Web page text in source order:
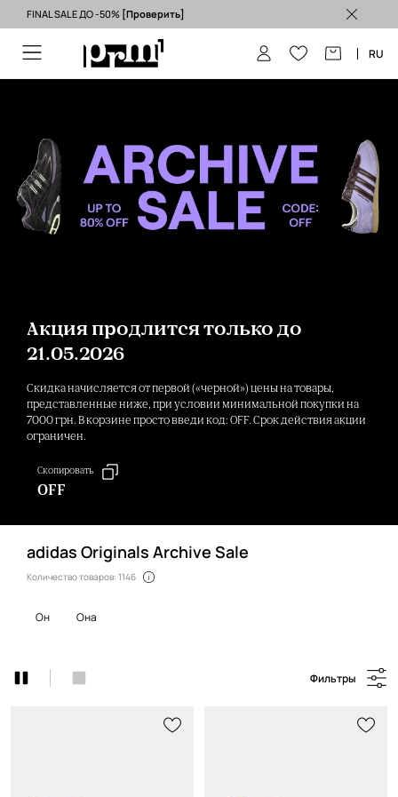
Бесплатная доставка из ЕС (от 3500 грн) >
FINAL SALE ДО -50% [Проверить]
RU
Акция продлится только до
21.05.2026
Скидка начисляется от первой («черной») цены на товары,
представленные ниже, при условии минимальной покупки на
7000 грн. В корзине просто введи код: OFF. Срок действия акции
ограничен.
Скопировать
OFF
adidas Originals Archive Sale
Количество товаров: 1146
он она
Фильтры